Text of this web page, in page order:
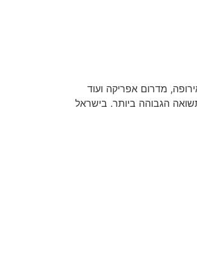
מדרום אפריקה ועוד
הגבוהה ביותר. בישראל